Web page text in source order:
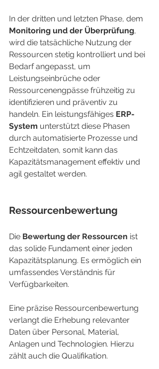
In der dritten und letzten Phase, dem
Monitoring und der Überprüfung,
wird die tatsächliche Nutzung der
Ressourcen stetig kontrolliert und bei
Bedarf angepasst, um
Leistungseinbrüche oder
Ressourcenengpässe frühzeitig zu
identifizieren und präventiv zu
handeln. Ein leistungsfähiges ERP-
System unterstützt diese Phasen
durch automatisierte Prozesse und
Echtzeitdaten, somit kann das
Kapazitätsmanagement effektiv und
agil gestaltet werden.
Ressourcenbewertung
Die Bewertung der Ressourcen ist
das solide Fundament einer jeden
Kapazitätsplanung. Es ermöglich ein
umfassendes Verständnis für
Verfügbarkeiten.
Eine präzise Ressourcenbewertung
verlangt die Erhebung relevanter
Daten über Personal, Material,
Anlagen und Technologien. Hierzu
zählt auch die Qualifikation.